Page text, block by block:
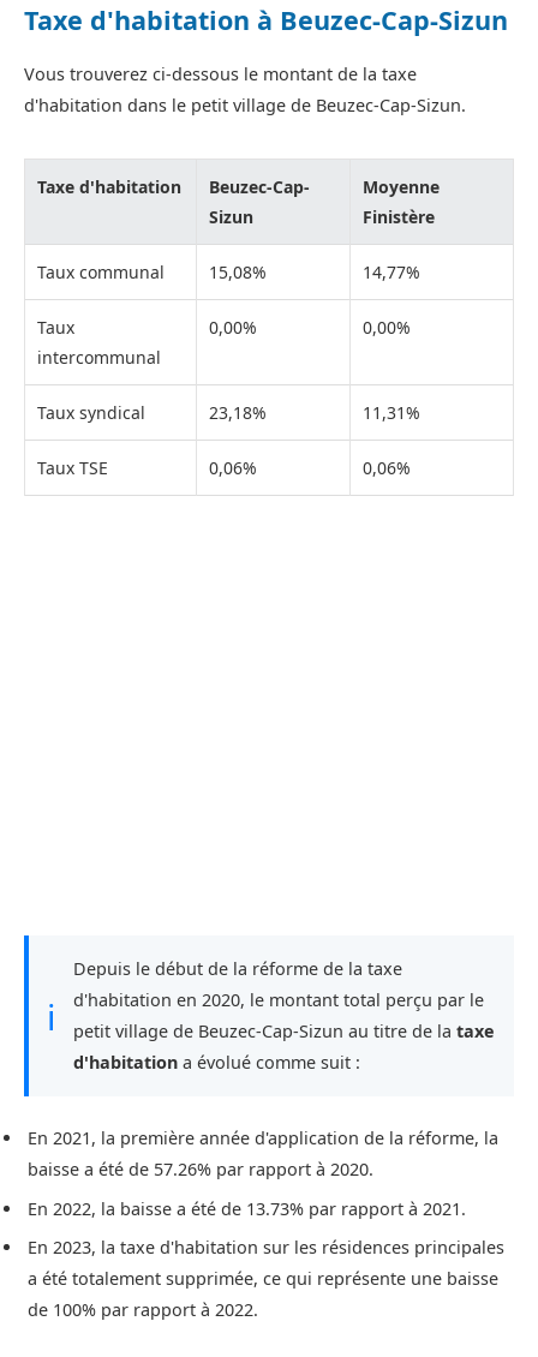
Taxe d'habitation à Beuzec-Cap-Sizun
Vous trouverez ci-dessous le montant de la taxe
d'habitation dans le petit village de Beuzec-Cap-Sizun.
Taxe d'habitation
Beuzec-Cap-
Sizun
Moyenne
Finistère
Taux communal 15,08% 14,77%
Taux
intercommunal
0,00% 0,00%
Taux syndical 23,18% 11,31%
Taux TSE 0,06% 0,06%
ℹ
Depuis le début de la réforme de la taxe
d'habitation en 2020, le montant total perçu par le
petit village de Beuzec-Cap-Sizun au titre de la taxe
d'habitation a évolué comme suit :
En 2021, la première année d'application de la réforme, la
baisse a été de 57.26% par rapport à 2020.
En 2022, la baisse a été de 13.73% par rapport à 2021.
En 2023, la taxe d'habitation sur les résidences principales
a été totalement supprimée, ce qui représente une baisse
de 100% par rapport à 2022.